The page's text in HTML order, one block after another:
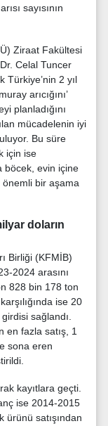
sayısının
Ziraat Fakültesi
Celal Tuncer
Türkiye’nin 2 yıl
arıcığını’
planladığını
mücadelenin iyi
Bu süre
için ise
böcek, evin içine
önemli bir aşama
doların
Birliği (KFMİB)
2024 arasını
828 bin 178 ton
ise 20
sağlandı.
en fazla satış, 1
sona eren
kayıtlara geçti.
ise 2014-2015
ürünü satışından